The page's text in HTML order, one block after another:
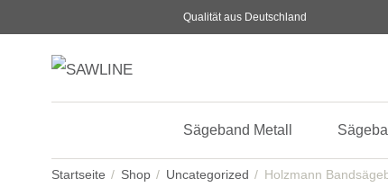
Qualität aus Deutschland
Sägeband Metall
Startseite Shop Uncategorized Holzmann